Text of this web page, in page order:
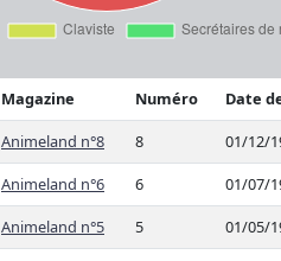
Magazine Numéro Date
Animeland n°8 8 01/12/
Animeland n°6 6 01/07/
Animeland n°5 5 01/05/